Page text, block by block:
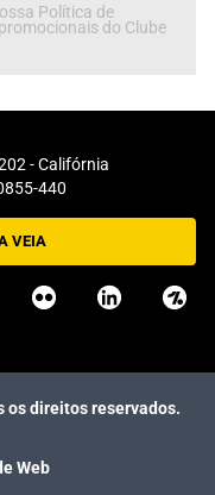
Política de
do Clube
- Califórnia
440
VEIA
os direitos reservados.
Web